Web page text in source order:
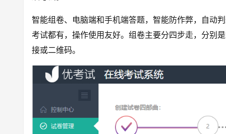
智能组卷、电脑端和手机端答题，智能防作弊，自动
考试都有，操作使用友好。组卷主要分四步走，分别
接或二维码。